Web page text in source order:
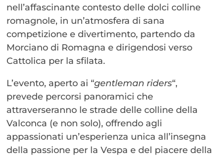
nell’affascinante contesto delle dolci colline
romagnole, in un’atmosfera di sana
competizione e divertimento, partendo da
Morciano di Romagna e dirigendosi verso
Cattolica per la sfilata.
L’evento, aperto ai “gentleman riders“,
prevede percorsi panoramici che
attraverseranno le strade delle colline della
Valconca (e non solo), offrendo agli
appassionati un’esperienza unica all’insegna
della passione per la Vespa e del piacere della